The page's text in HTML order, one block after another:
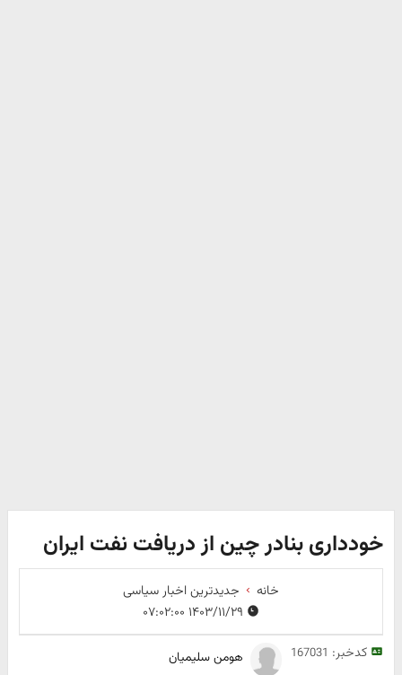
خودداری بنادر چین از دریافت نفت ایران
خانه
جدیدترین اخبار سیاسی
کدخبر: 167031 هومن سلیمیان